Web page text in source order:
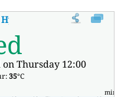
Prefecture:De
Thursday 12:00
35°C
min